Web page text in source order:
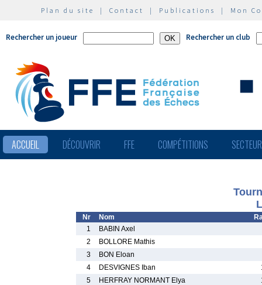
Plan du site | Contact | Publications | Mon
Rechercher un joueur Rechercher un club
ACCUEIL DÉCOUVRIR FFE COMPÉTITIONS
Nr Nom
1
BABIN Axel
2
BOLLORE Mathis
3
BON Eloan
4
DESVIGNES Iban
5
HERFRAY NORMANT Elya